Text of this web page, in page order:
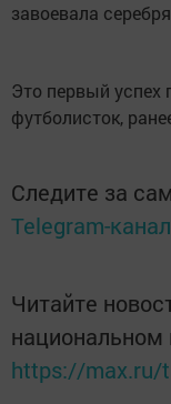
завоевала
Это первый успех
футболисток,
Следите за
Telegram-
Читайте
https://max.ru/